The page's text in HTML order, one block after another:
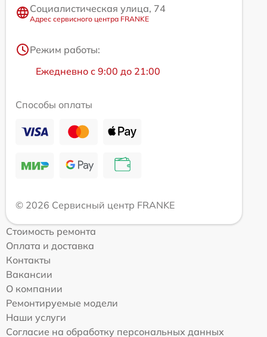
Социалистическая улица, 74
Адрес сервисного центра FRANKE
Режим работы:
Ежедневно с 9:00 до 21:00
Способы оплаты
© 2026 Сервисный центр FRANKE
Стоимость ремонта
Оплата и доставка
Контакты
Вакансии
О компании
Ремонтируемые модели
Наши услуги
Согласие на обработку персональных данных